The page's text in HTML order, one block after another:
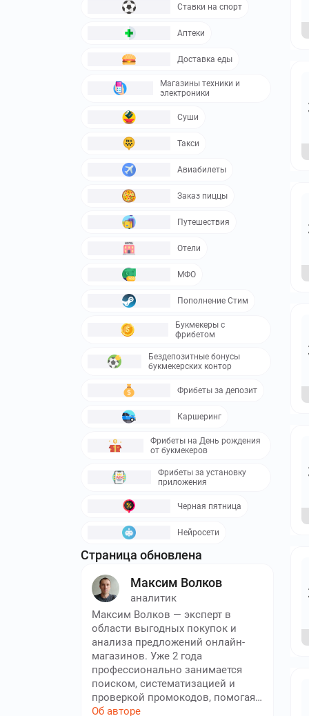
Ставки на спорт
Аптеки
Доставка еды
Магазины техники и
электроники
Суши
Такси
Авиабилеты
Заказ пиццы
Путешествия
Отели
МФО
Пополнение Стим
Букмекеры с
фрибетом
Бездепозитные бонусы
букмекерских контор
Фрибеты за депозит
Каршеринг
Фрибеты на День рождения
от букмекеров
Фрибеты за установку
приложения
Черная пятница
Нейросети
Страница обновлена
Максим Волков
аналитик
Максим Волков — эксперт в
области выгодных покупок и
анализа предложений онлайн-
магазинов. Уже 2 года
профессионально занимается
поиском, систематизацией и
проверкой промокодов, помогая
тысячам наших пользователей
Об авторе